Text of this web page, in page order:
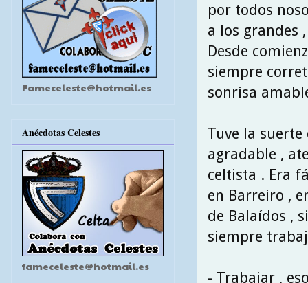
por todos
a los grandes
Desde
siempre
sonrisa
Tuve la
agradable ,
celtista . Era
en Barreiro ,
de Balaídos ,
siempre
- Trabajar ,
Fameceleste@hotmail.es
Anécdotas Celestes
fameceleste@hotmail.es